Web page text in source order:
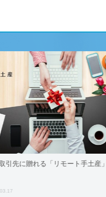
引先に贈れる「リモート手土産」